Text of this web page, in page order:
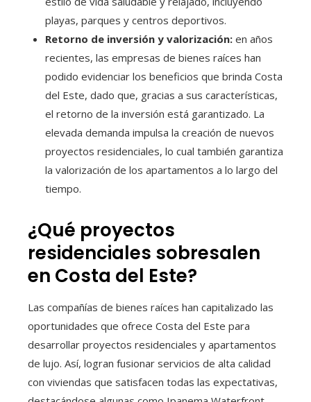
playas, parques y centros deportivos.
Retorno de inversión y valorización: en años
recientes, las empresas de bienes raíces han
podido evidenciar los beneficios que brinda Costa
del Este, dado que, gracias a sus características,
el retorno de la inversión está garantizado. La
elevada demanda impulsa la creación de nuevos
proyectos residenciales, lo cual también garantiza
la valorización de los apartamentos a lo largo del
tiempo.
¿Qué proyectos
residenciales sobresalen
en Costa del Este?
Las compañías de bienes raíces han capitalizado las
oportunidades que ofrece Costa del Este para
desarrollar proyectos residenciales y apartamentos
de lujo. Así, logran fusionar servicios de alta calidad
con viviendas que satisfacen todas las expectativas,